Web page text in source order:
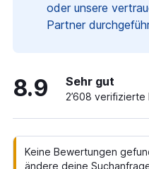
oder unsere
Partner
8.9 Sehr gut
2’608
Keine Bewertungen
ändere deine